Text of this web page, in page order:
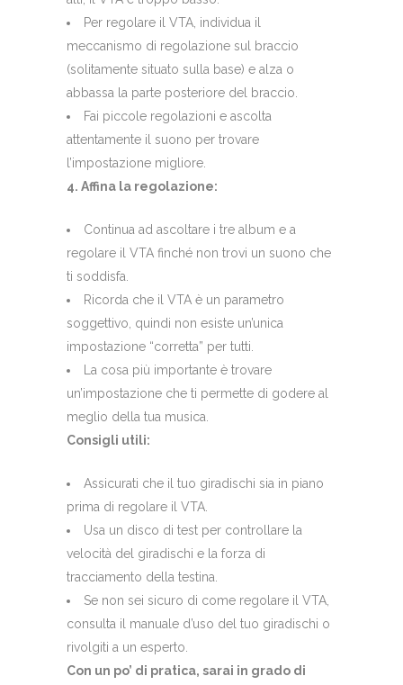
Per regolare il VTA, individua il
meccanismo di regolazione sul braccio
(solitamente situato sulla base) e alza o
abbassa la parte posteriore del braccio.
Fai piccole regolazioni e ascolta
attentamente il suono per trovare
l’impostazione migliore.
4. Affina la regolazione:
Continua ad ascoltare i tre album e a
regolare il VTA finché non trovi un suono che
ti soddisfa.
Ricorda che il VTA è un parametro
soggettivo, quindi non esiste un’unica
impostazione “corretta” per tutti.
La cosa più importante è trovare
un’impostazione che ti permette di godere al
meglio della tua musica.
Consigli utili:
Assicurati che il tuo giradischi sia in piano
prima di regolare il VTA.
Usa un disco di test per controllare la
velocità del giradischi e la forza di
tracciamento della testina.
Se non sei sicuro di come regolare il VTA,
consulta il manuale d’uso del tuo giradischi o
rivolgiti a un esperto.
Con un po’ di pratica, sarai in grado di